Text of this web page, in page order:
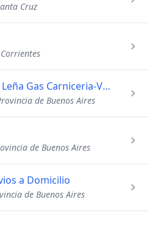
Cruz
Forrajeria Camet Carbon Leña Gas Carniceria-Verduleria
de Buenos Aires
de Buenos Aires
a Domicilio
de Buenos Aires